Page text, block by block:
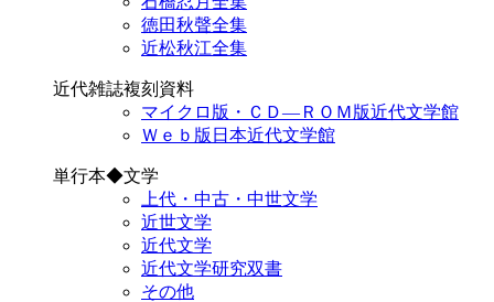
徳田秋聲全集
近松秋江全集
近代雑誌複刻資料
マイクロ版・ＣＤ―ＲＯＭ版近代文学館
Ｗｅｂ版日本近代文学館
単行本◆文学
上代・中古・中世文学
近世文学
近代文学
近代文学研究双書
その他